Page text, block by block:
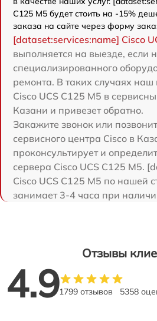
C125 M5 будет стоить на -15%
заказа на сайте через форму
[dataset:services:name] Cisco
выполняется на выезде, если
специализированного
ремонта. В таких случаях наш
Cisco UCS C125 M5 в
Казани и привезет обратно.
Закажите звонок или
сервисного центра Cisco в
проконсультирует и
сервера Cisco UCS C125 M5.
Cisco UCS C125 M5 по нашей
занимает 3-4 часа при
Отзывы
4.91799 отзывов 5358